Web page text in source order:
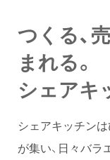
つくる、
まれる。
シェアキ
シェアキッチン
が集い、日々バラ